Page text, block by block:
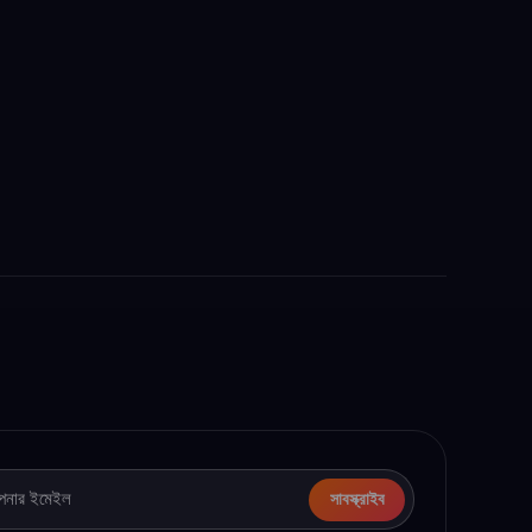
সাবস্ক্রাইব